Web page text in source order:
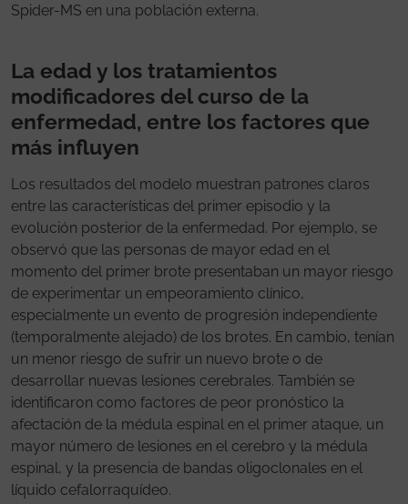
Spider-MS en una población externa.
La edad y los tratamientos
modificadores del curso de la
enfermedad, entre los factores que
más influyen
Los resultados del modelo muestran patrones claros
entre las características del primer episodio y la
evolución posterior de la enfermedad. Por ejemplo, se
observó que las personas de mayor edad en el
momento del primer brote presentaban un mayor riesgo
de experimentar un empeoramiento clínico,
especialmente un evento de progresión independiente
(temporalmente alejado) de los brotes. En cambio, tenían
un menor riesgo de sufrir un nuevo brote o de
desarrollar nuevas lesiones cerebrales. También se
identificaron como factores de peor pronóstico la
afectación de la médula espinal en el primer ataque, un
mayor número de lesiones en el cerebro y la médula
espinal, y la presencia de bandas oligoclonales en el
líquido cefalorraquídeo.